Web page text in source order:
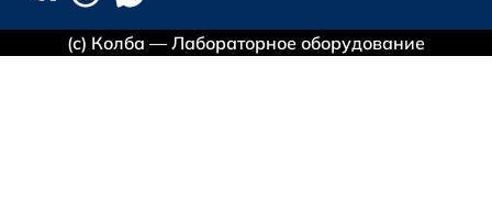
(с) Колба — Лабораторное оборудование